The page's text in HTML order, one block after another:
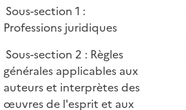
i
e
Sous-section 1 :
Professions juridiques
Sous-section 2 : Règles
générales applicables aux
auteurs et interprètes des
œuvres de l'esprit et aux